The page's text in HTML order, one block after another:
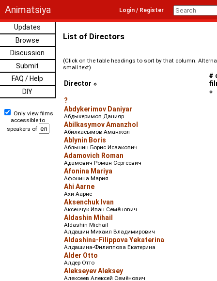
Animatsiya Login / Register
Updates
Browse
Discussion
Submit
FAQ / Help
DIY
Only view films
accessible to
speakers of
List of Directors
(Click on the table headings to sort by that column.
small text)
Director
#
?
Abdykerimov Daniyar
Абдыкеримов Данияр
Abilkasymov Amanzhol
Абилкасымов Аманжол
Ablynin Boris
Аблынин Борис Исаакович
Adamovich Roman
Адамович Роман Сергеевич
Afonina Mariya
Афонина Мария
Ahi Aarne
Ахи Аарне
Aksenchuk Ivan
Аксенчук Иван Семёнович
Aldashin Mihail
Aldashin Michail
Алдашин Михаил Владимирович
Aldashina-Filippova Yekaterina
Алдашина-Филиппова Екатерина
Alder Otto
Алдер Отто
Alekseyev Aleksey
Алексеев Алексей Семёнович